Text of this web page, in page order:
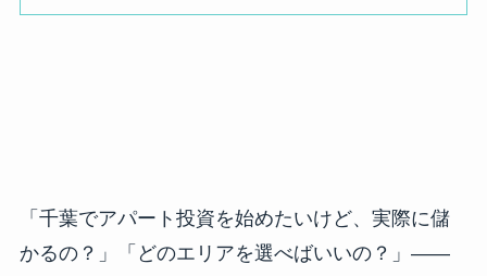
「千葉でアパート投資を始めたいけど、実際に儲
かるの？」「どのエリアを選べばいいの？」——